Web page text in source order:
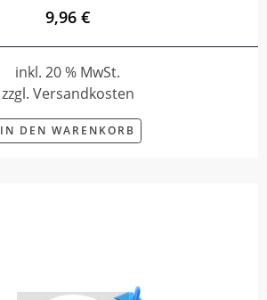
9,96 €
inkl. 20 % MwSt.
zzgl. Versandkosten
IN DEN WARENKORB